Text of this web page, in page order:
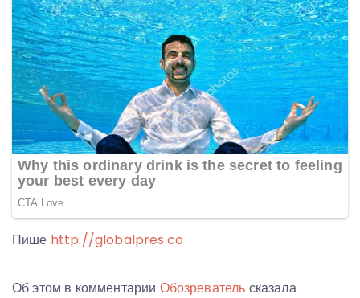
Пише http://globalpres.co
Об этом в комментарии Обозреватель сказала